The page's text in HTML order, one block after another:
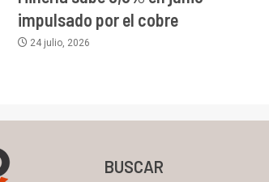
impulsado por el cobre
24 julio, 2026
BUSCAR